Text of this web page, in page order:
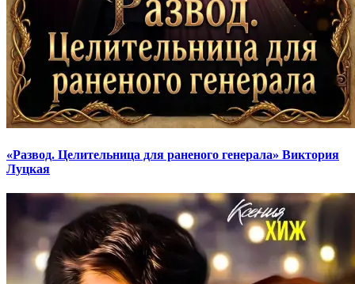
«Развод. Целительница для раненого генерала» Виктория
Луцкая